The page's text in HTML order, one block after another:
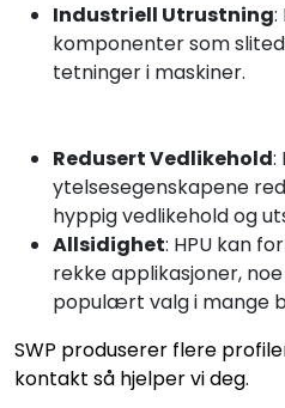
Industriell Utrustning:
komponenter som
tetninger i maskiner.
Redusert Vedlikehold:
ytelsesegenskapene
hyppig vedlikehold og
Allsidighet: HPU kan
rekke applikasjoner,
populært valg i mange
SWP produserer flere
kontakt så hjelper vi deg.